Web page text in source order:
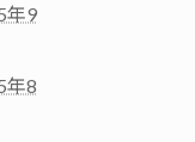
年9
年8